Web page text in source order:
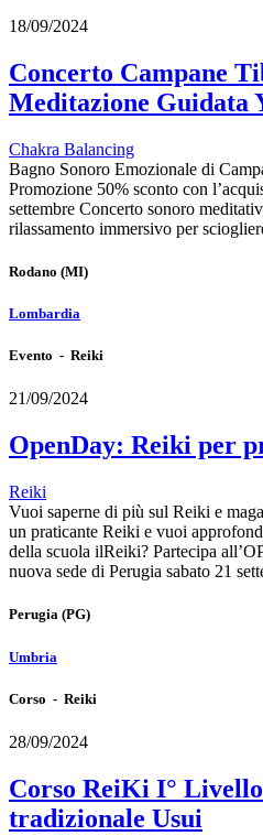
18/09/2024
Concerto Campane
Meditazione Guidata
Chakra Balancing
Bagno Sonoro Emozionale di
Promozione 50% sconto con
settembre Concerto sonoro
rilassamento immersivo per
Rodano (MI)
Lombardia
Evento - Reiki
21/09/2024
OpenDay: Reiki per
Reiki
Vuoi saperne di più sul Reiki e
un praticante Reiki e vuoi
della scuola ilReiki? Partecipa
nuova sede di Perugia sabato 21
Perugia (PG)
Umbria
Corso - Reiki
28/09/2024
Corso ReiKi I°
tradizionale Usui